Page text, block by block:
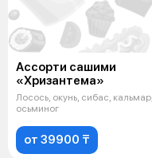
Ассорти сашими
«Хризантема»
Лосось, окунь, сибас, кальмар,
осьминог
от 39900 ₸